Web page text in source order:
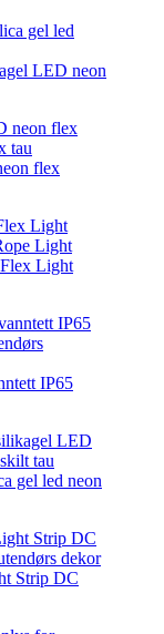
LED neon
flex
Light
IP65
gel led neon
Strip DC